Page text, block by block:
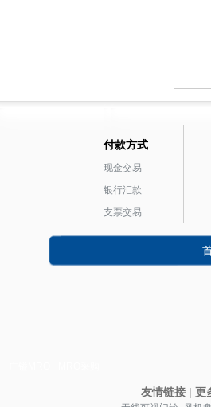
付款方式
现金交易
银行汇款
支票交易
友情链接| 更